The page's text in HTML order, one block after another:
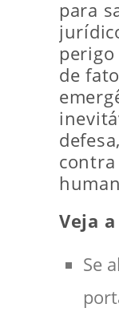
para
de
contra
Veja
Se